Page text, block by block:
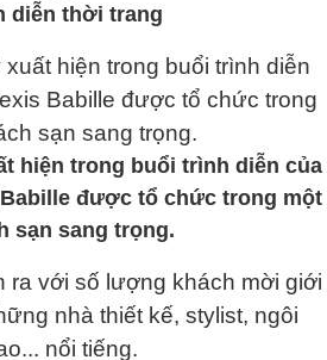
diễn thời trang
hiện trong buổi trình diễn của
được tổ chức trong một
sạn sang trọng.